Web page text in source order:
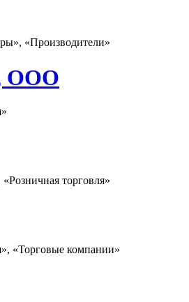
«Производители»
ООО
торговля»
«Торговые компании»